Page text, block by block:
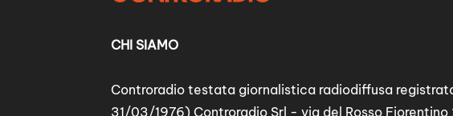
CHI SIAMO
Controradio testata giornalistica radiodiffusa
31/03/1976) Controradio Srl - via del Rosso